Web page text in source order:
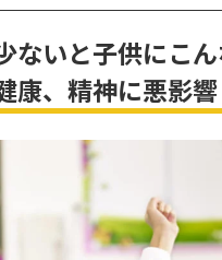
ないと子供にこ
康、精神に悪影響